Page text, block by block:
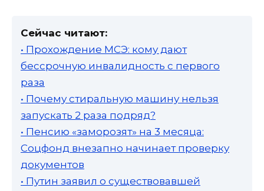
Сейчас читают:
• Прохождение МСЭ: кому дают
бессрочную инвалидность с первого
раза
• Почему стиральную машину нельзя
запускать 2 раза подряд?
• Пенсию «заморозят» на 3 месяца:
Соцфонд внезапно начинает проверку
документов
• Путин заявил о существовавшей